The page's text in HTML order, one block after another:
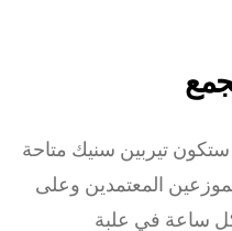
ستكون تيربين سنيك متاحة
المعتمدين وعلى
كل ساعة في علبة